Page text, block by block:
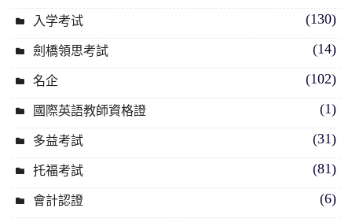
入学考试 (130)
劍橋領思考試 (14)
名企 (102)
國際英語教師資格證 (1)
多益考試 (31)
托福考試 (81)
會計認證 (6)